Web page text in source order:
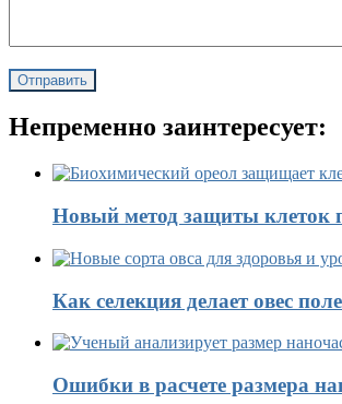
Непременно заинтересует:
Новый метод защиты клеток
Как селекция делает овес
Ошибки в расчете размера